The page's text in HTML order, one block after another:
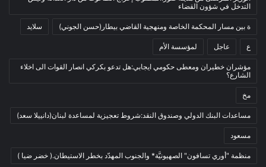
بيئة
ثقافة
(1٬227)
أدب وشعر
بروفايل
تربية وتعليم
(73)
فلسفة
فنون
(213)
التدخل في شؤون القضاء
ة بين مسار المحكمة الخاصة ومنهجية القاضي بيطار(حسن الجوني) سلايد
ع عاجل لمؤسسة الأم
مؤشران خطيران ومعطى حكومي ايجابي:هل تدعو بكركي انصار القوات الى اخلاء
الشارع؟
مخ
مساعدات البنك الدولي وصندوق النقد:شروط تعجيزية لمساعدة لبنان(دانييلا سعد)
مسعود
منظمة "أوري تسافون" الصهيونيَّة* والجنوب المهدّد بخطر الاستيطان.( خضر ضيا )